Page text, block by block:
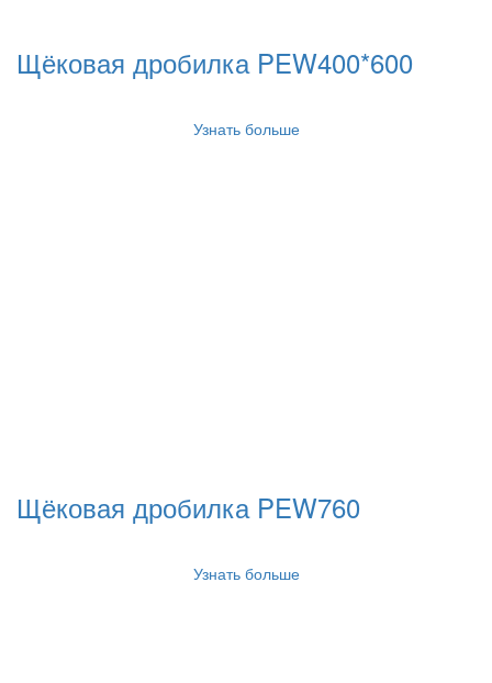
Щёковая дробилка PEW400*600
Узнать больше
Щёковая дробилка PEW760
Узнать больше